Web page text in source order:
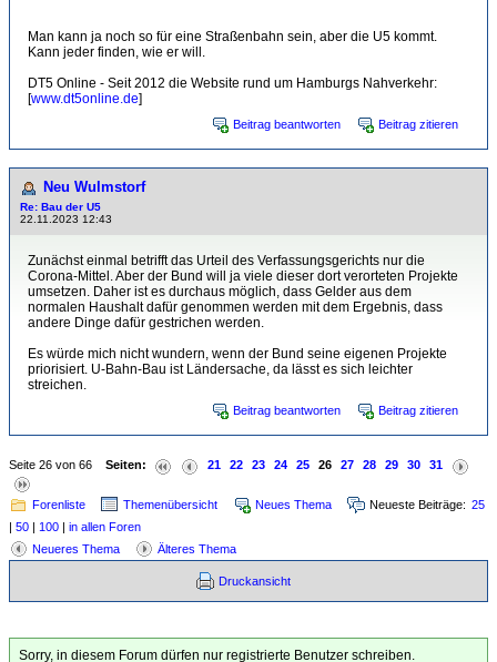
Man kann ja noch so für eine Straßenbahn sein, aber die U5 kommt.
Kann jeder finden, wie er will.
DT5 Online - Seit 2012 die Website rund um Hamburgs Nahverkehr:
[www.dt5online.de]
Beitrag beantworten Beitrag zitieren
Neu Wulmstorf
Re: Bau der U5
22.11.2023 12:43
Zunächst einmal betrifft das Urteil des Verfassungsgerichts nur die
Corona-Mittel. Aber der Bund will ja viele dieser dort verorteten Projekte
umsetzen. Daher ist es durchaus möglich, dass Gelder aus dem
normalen Haushalt dafür genommen werden mit dem Ergebnis, dass
andere Dinge dafür gestrichen werden.
Es würde mich nicht wundern, wenn der Bund seine eigenen Projekte
priorisiert. U-Bahn-Bau ist Ländersache, da lässt es sich leichter
streichen.
Beitrag beantworten Beitrag zitieren
Seite 26 von 66 Seiten: 21 22 23 24 25 26 27 28 29 30 31
Forenliste Themenübersicht Neues Thema Neueste Beiträge: 25
50 100
in allen Foren
Neueres Thema
Älteres Thema
Druckansicht
Sorry, in diesem Forum dürfen nur registrierte Benutzer schreiben.